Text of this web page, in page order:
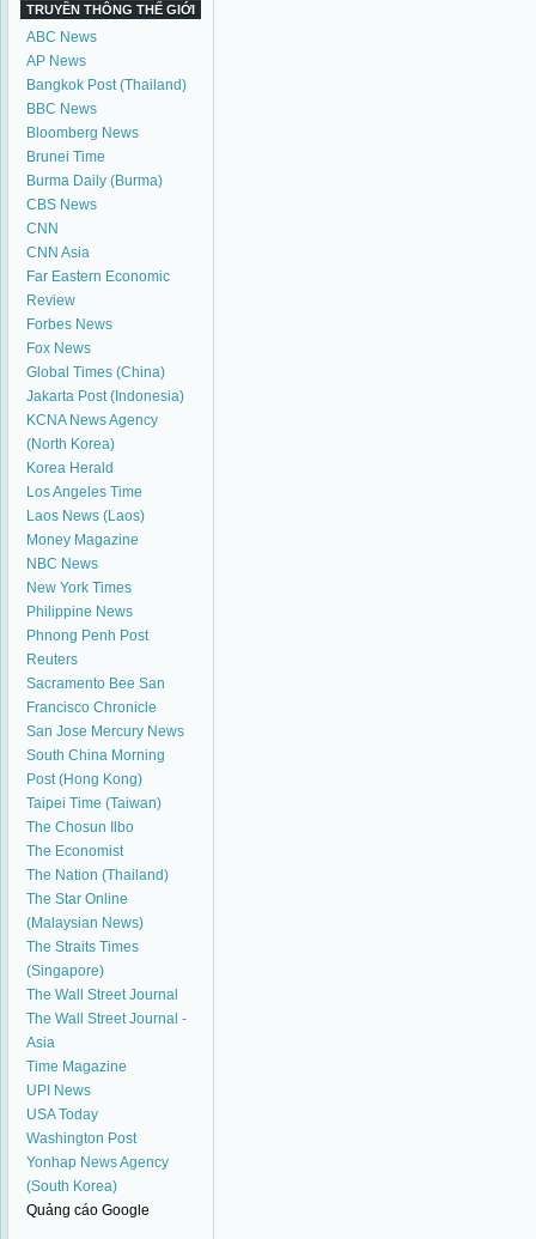
TRUYỀN THÔNG THẾ GIỚI
ABC News
AP News
Bangkok Post (Thailand)
BBC News
Bloomberg News
Brunei Time
Burma Daily (Burma)
CBS News
CNN
CNN Asia
Far Eastern Economic
Review
Forbes News
Fox News
Global Times (China)
Jakarta Post (Indonesia)
KCNA News Agency
(North Korea)
Korea Herald
Los Angeles Time
Laos News (Laos)
Money Magazine
NBC News
New York Times
Philippine News
Phnong Penh Post
Reuters
Sacramento Bee San
Francisco Chronicle
San Jose Mercury News
South China Morning
Post (Hong Kong)
Taipei Time (Taiwan)
The Chosun Ilbo
The Economist
The Nation (Thailand)
The Star Online
(Malaysian News)
The Straits Times
(Singapore)
The Wall Street Journal
The Wall Street Journal -
Asia
Time Magazine
UPI News
USA Today
Washington Post
Yonhap News Agency
(South Korea)
Quảng cáo Google